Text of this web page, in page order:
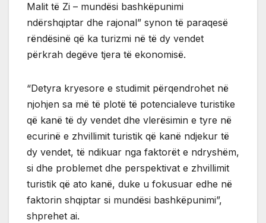
Malit të Zi – mundësi bashkëpunimi
ndërshqiptar dhe rajonal” synon të paraqesë
rëndësinë që ka turizmi në të dy vendet
përkrah degëve tjera të ekonomisë.
“Detyra kryesore e studimit përqendrohet në
njohjen sa më të plotë të potencialeve turistike
që kanë të dy vendet dhe vlerësimin e tyre në
ecurinë e zhvillimit turistik që kanë ndjekur të
dy vendet, të ndikuar nga faktorët e ndryshëm,
si dhe problemet dhe perspektivat e zhvillimit
turistik që ato kanë, duke u fokusuar edhe në
faktorin shqiptar si mundësi bashkëpunimi”,
shprehet ai.